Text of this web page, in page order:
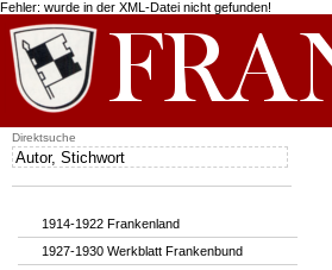
Fehler: wurde in der XML-Datei nicht gefunden!
1914-1922 Frankenland
1927-1930 Werkblatt Frankenbund
Direktsuche